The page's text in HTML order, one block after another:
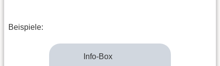
Beispiele:
Info-Box